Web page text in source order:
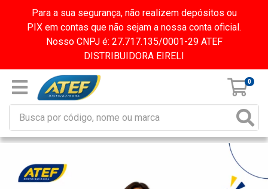
Para a sua segurança, não realizem depósitos ou
PIX em contas que não sejam a nossa conta oficial.
Nosso CNPJ é: 27.717.135/0001-29 ATEF
DISTRIBUIDORA EIRELI
0